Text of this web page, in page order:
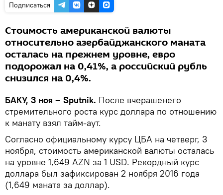
Подписаться
Стоимость американской валюты
относительно азербайджанского маната
осталась на прежнем уровне, евро
подорожал на 0,41%, а российский рубль
снизился на 0,4%.
БАКУ, 3 ноя – Sputnik. После вчерашенего
стремительного роста курс доллара по отношению
к манату взял тайм-аут.
Согласно официальному курсу ЦБА на четверг, 3
ноября, стоимость американской валюты осталась
на уровне 1,649 AZN за 1 USD. Рекордный курс
доллара был зафиксирован 2 ноября 2016 года
(1,649 маната за доллар).